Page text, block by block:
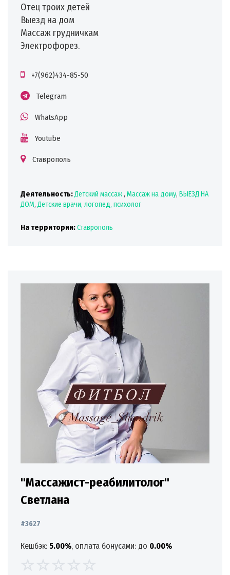
Отец троих детей
Выезд на дом
Массаж грудничкам
Электрофорез.
+7(962)434-85-50
Telegram
WhatsApp
Youtube
Ставрополь
Деятельность:Детский массаж, Массаж на дому, ВЫЕЗД НА
ДОМ, Детские врачи, логопед, психолог
На территории:Ставрополь
"Массажист-реабилитолог"
Светлана
#3627
Кешбэк: 5.00%, оплата бонусами: до 0.00%